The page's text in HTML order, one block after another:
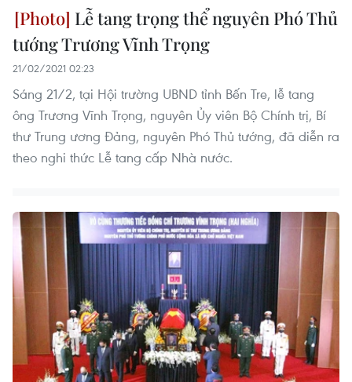
Lễ tang trọng thể nguyên Phó Thủ
tướng Trương Vĩnh Trọng
21/02/2021 02:23
Sáng 21/2, tại Hội trường UBND tỉnh Bến Tre, lễ tang
ông Trương Vĩnh Trọng, nguyên Ủy viên Bộ Chính trị, Bí
thư Trung ương Đảng, nguyên Phó Thủ tướng, đã diễn ra
theo nghi thức Lễ tang cấp Nhà nước.